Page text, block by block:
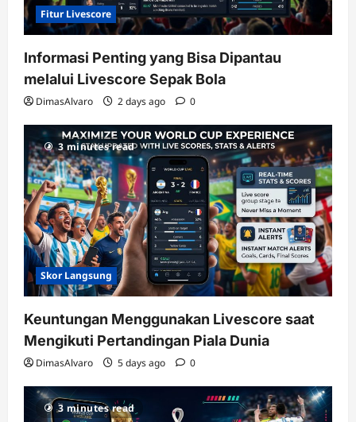
Fitur Livescore
Informasi Penting yang Bisa Dipantau
melalui Livescore Sepak Bola
DimasAlvaro 2 days ago 0
3 minutes read
Skor Langsung
Keuntungan Menggunakan Livescore saat
Mengikuti Pertandingan Piala Dunia
DimasAlvaro 5 days ago 0
3 minutes read